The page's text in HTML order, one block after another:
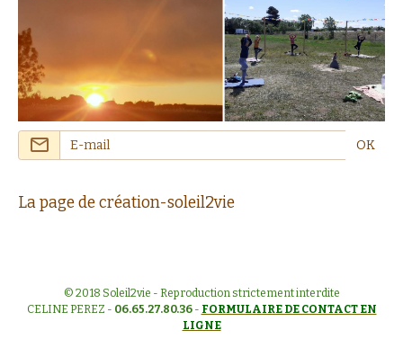
OK
La page de création-soleil2vie
© 2018 Soleil2vie - Reproduction strictement interdite
CELINE PEREZ - 06.65.27.80.36- FORMULAIRE DE CONTACT EN
LIGNE